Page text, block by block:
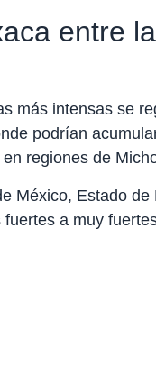
entre
más intensas se
podrían
regiones de
México, Estado de
a muy